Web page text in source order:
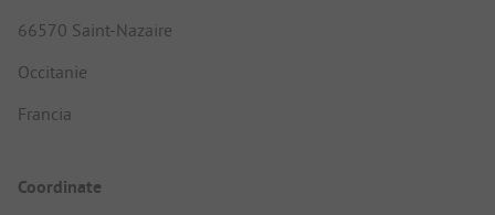
66570 Saint-Nazaire
Occitanie
Francia
Coordinate